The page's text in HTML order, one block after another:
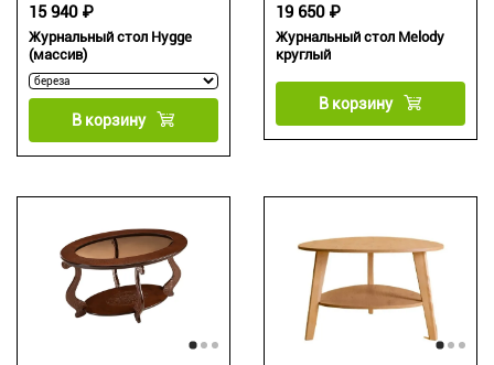
Журнальный стол Hygge
(массив)
15 940 ₽
В корзину
Журнальный стол Melody
круглый
19 650 ₽
В корзину